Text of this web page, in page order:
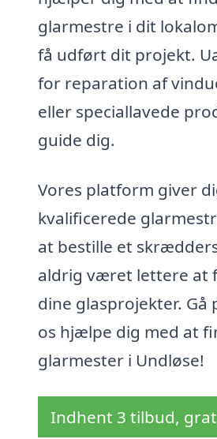
glarmestre i dit
få udført dit projekt.
for reparation af
eller speciallavede
guide dig.
Vores platform giver
kvalificerede
at bestille et
aldrig været lettere at
dine glasprojekter. Gå
os hjælpe dig med at
glarmester i Undløse!
Indhent 3 tilbud,